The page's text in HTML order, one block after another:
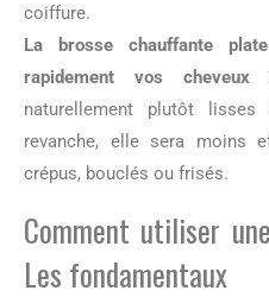
coiffure.
La brosse chauffante
rapidement vos cheveux
naturellement plutôt
revanche, elle sera moins
crépus, bouclés ou frisés.
Comment utiliser
Les fondamentaux